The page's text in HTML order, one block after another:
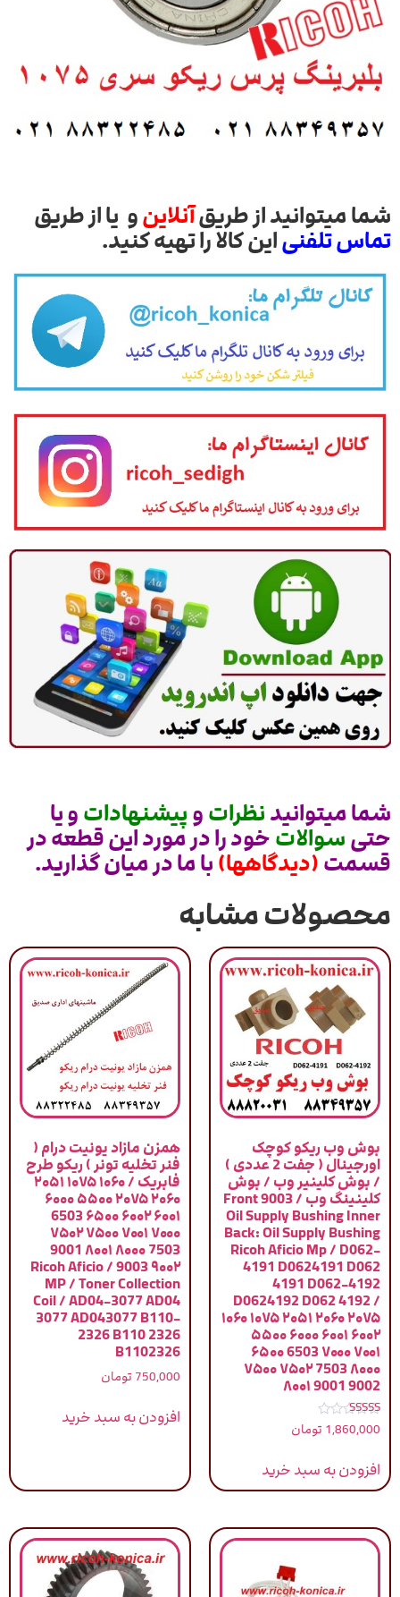
شما میتوانید از طریقآنلاینو یا از طریق
تماس تلفنیاین کالا را تهیه کنید.
شما میتوانیدنظراتوپیشنهاداتو یا
حتیسوالاتخود را در مورد این قطعه در
قسمت(دیدگاهها)با ما در میان گذارید.
محصولات مشابه
بوش وب ریکو کوچک
اورجینال ( جفت 2 عددی )
/ بوش کلینیر وب / بوش
کلینینگ وب / 9003 Front
Oil Supply Bushing Inner
Back: Oil Supply Bushing
Ricoh Aficio Mp / D062-
4191 D0624191 D062
4191 D062-4192
D0624192 D062 4192 /
۱۰۶۰ ۱۰۷۵ ۲۰۵۱ ۲۰۶۰ ۲۰۷۵
۵۵۰۰ ۶۰۰۰ ۶۰۰۱ ۶۰۰۲
۶۵۰۰ 6503 ۷۰۰۰ ۷۰۰۱
۷۵۰۰ ۷۵۰۲ 7503 ۸۰۰۰
۸۰۰۱ 9001 9002
نمره
5.00
1,860,000 تومان
افزودن به سبد خرید
همزن مازاد یونیت درام (
فنر تخلیه تونر ) ریکو طرح
فابریک / ۱۰۶۰ ۱۰۷۵ ۲۰۵۱
۲۰۶۰ ۲۰۷۵ ۵۵۰۰ ۶۰۰۰
۶۰۰۱ ۶۰۰۲ ۶۵۰۰ 6503
۷۰۰۰ ۷۰۰۱ ۷۵۰۰ ۷۵۰۲
7503 ۸۰۰۰ ۸۰۰۱ 9001
۹۰۰۲ 9003 / Ricoh Aficio
MP / Toner Collection
Coil / AD04-3077 AD04
3077 AD043077 B110-
2326 B110 2326
B1102326
750,000 تومان
افزودن به سبد خرید